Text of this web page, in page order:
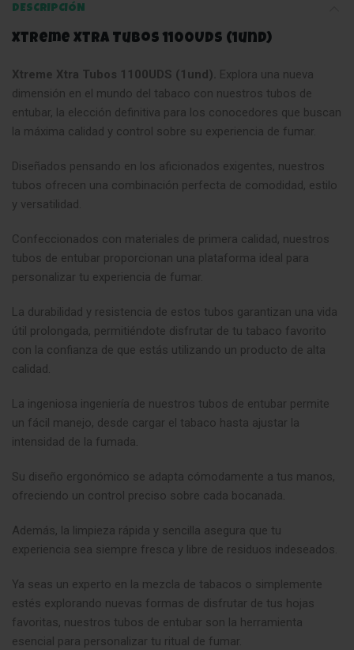
DESCRIPCIÓN
Xtreme Xtra Tubos 1100UDS (1und)
Xtreme Xtra Tubos 1100UDS (1und). Explora una nueva
dimensión en el mundo del tabaco con nuestros tubos de
entubar, la elección definitiva para los conocedores que buscan
la máxima calidad y control sobre su experiencia de fumar.
Diseñados pensando en los aficionados exigentes, nuestros
tubos ofrecen una combinación perfecta de comodidad, estilo
y versatilidad.
Confeccionados con materiales de primera calidad, nuestros
tubos de entubar proporcionan una plataforma ideal para
personalizar tu experiencia de fumar.
La durabilidad y resistencia de estos tubos garantizan una vida
útil prolongada, permitiéndote disfrutar de tu tabaco favorito
con la confianza de que estás utilizando un producto de alta
calidad.
La ingeniosa ingeniería de nuestros tubos de entubar permite
un fácil manejo, desde cargar el tabaco hasta ajustar la
intensidad de la fumada
Su diseño ergonómico se adapta cómodamente a tus manos,
ofreciendo un control preciso sobre cada bocanada
Además, la limpieza rápida y sencilla asegura que tu
experiencia sea siempre fresca y libre de residuos indeseados.
Ya seas un experto en la mezcla de tabacos o simplemente
estés explorando nuevas formas de disfrutar de tus hojas
favoritas, nuestros tubos de entubar son la herramienta
esencial para personalizar tu ritual de fumar.